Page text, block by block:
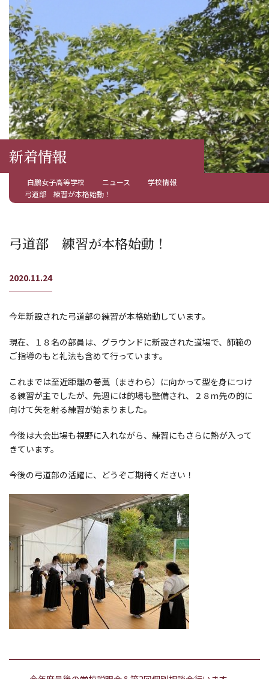
新着情報
白鵬女子高等学校 ニュース
学校情報
弓道部 練習が本格始動！
弓道部 練習が本格始動！
2020.11.24
今年新設された弓道部の練習が本格始動しています。
現在、１８名の部員は、グラウンドに新設された道場で、師範の
ご指導のもと礼法も含めて行っています。
これまでは至近距離の巻藁（まきわら）に向かって型を身につけ
る練習が主でしたが、先週には的場も整備され、２８ｍ先の的に
向けて矢を射る練習が始まりました。
今後は大会出場も視野に入れながら、練習にもさらに熱が入って
きています。
今後の弓道部の活躍に、どうぞご期待ください！